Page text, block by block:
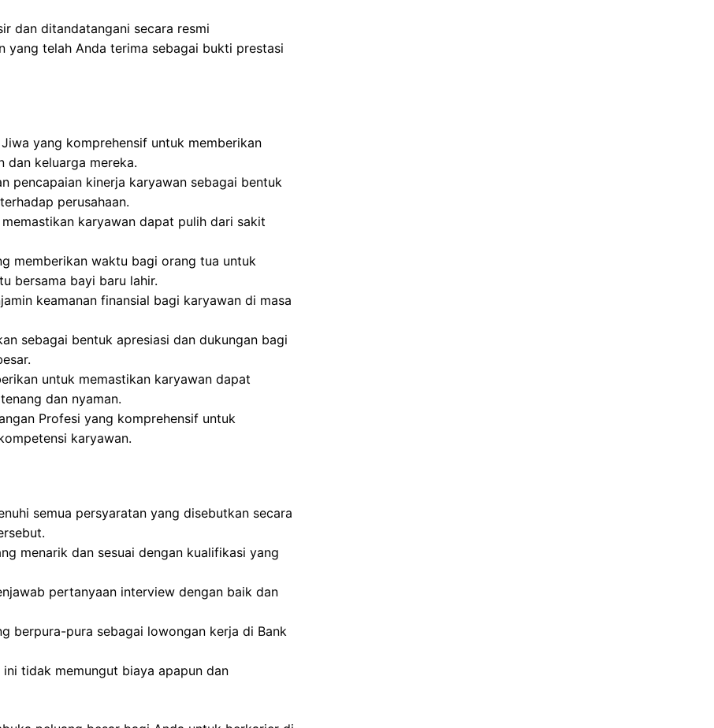
dan ditandatangani secara resmi
yang telah Anda terima sebagai bukti prestasi
yang komprehensif untuk memberikan
dan keluarga mereka.
pencapaian kinerja karyawan sebagai bentuk
perusahaan.
karyawan dapat pulih dari sakit
memberikan waktu bagi orang tua untuk
bersama bayi baru lahir.
keamanan finansial bagi karyawan di masa
sebagai bentuk apresiasi dan dukungan bagi
untuk memastikan karyawan dapat
dan nyaman.
Profesi yang komprehensif untuk
karyawan.
semua persyaratan yang disebutkan secara
menarik dan sesuai dengan kualifikasi yang
pertanyaan interview dengan baik dan
berpura-pura sebagai lowongan kerja di Bank
tidak memungut biaya apapun dan